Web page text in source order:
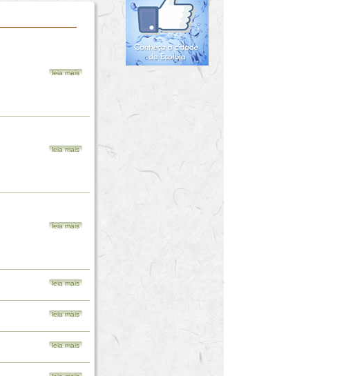
leia mais
leia mais
leia mais
leia mais
leia mais
leia mais